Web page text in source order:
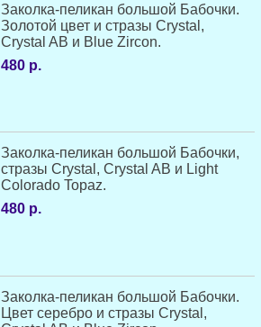
Заколка-пеликан большой Бабочки.
Золотой цвет и стразы Crystal,
Crystal AB и Blue Zircon.
480 р.
Заколка-пеликан большой Бабочки,
стразы Crystal, Crystal AB и Light
Colorado Topaz.
480 р.
Заколка-пеликан большой Бабочки.
Цвет серебро и стразы Crystal,